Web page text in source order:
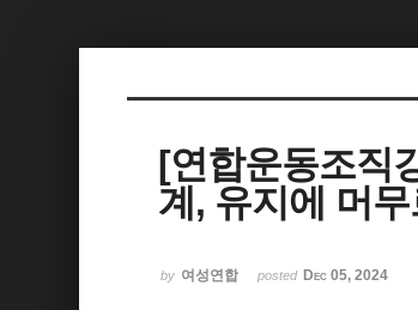
[연합운동조직
계, 유지에 머
by 여성연합 posted Dec 05, 2024
케치북5
케치북5